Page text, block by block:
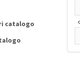
catalogo